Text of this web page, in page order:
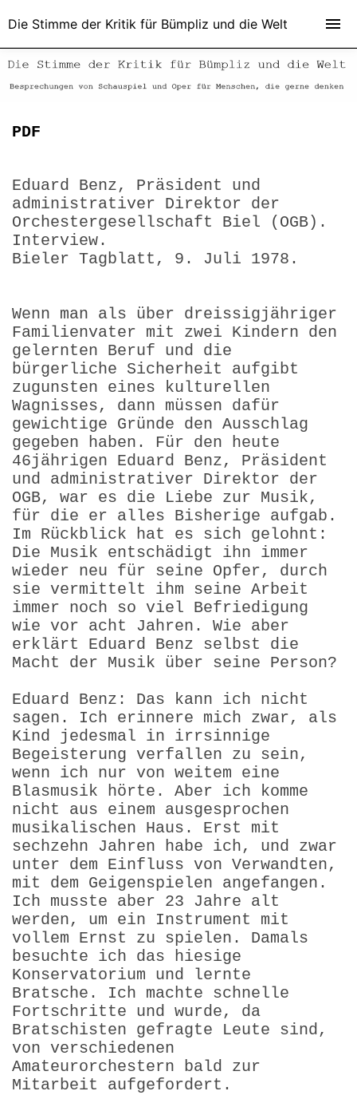
PDF
Eduard Benz, Präsident und
administrativer Direktor der
Orchestergesellschaft Biel (OGB).
Interview.
Bieler Tagblatt, 9. Juli 1978.
Wenn man als über dreissigjähriger
Familienvater mit zwei Kindern den
gelernten Beruf und die
bürgerliche Sicherheit aufgibt
zugunsten eines kulturellen
Wagnisses, dann müssen dafür
gewichtige Gründe den Ausschlag
gegeben haben. Für den heute
46jährigen Eduard Benz, Präsident
und administrativer Direktor der
OGB, war es die Liebe zur Musik,
für die er alles Bisherige aufgab.
Im Rückblick hat es sich gelohnt:
Die Musik entschädigt ihn immer
wieder neu für seine Opfer, durch
sie vermittelt ihm seine Arbeit
immer noch so viel Befriedigung
wie vor acht Jahren. Wie aber
erklärt Eduard Benz selbst die
Macht der Musik über seine Person?
Eduard Benz: Das kann ich nicht
sagen. Ich erinnere mich zwar, als
Kind jedesmal in irrsinnige
Begeisterung verfallen zu sein,
wenn ich nur von weitem eine
Blasmusik hörte. Aber ich komme
nicht aus einem ausgesprochen
musikalischen Haus. Erst mit
sechzehn Jahren habe ich, und zwar
unter dem Einfluss von Verwandten,
mit dem Geigenspielen angefangen.
Ich musste aber 23 Jahre alt
werden, um ein Instrument mit
vollem Ernst zu spielen. Damals
besuchte ich das hiesige
Konservatorium und lernte
Bratsche. Ich machte schnelle
Fortschritte und wurde, da
Bratschisten gefragte Leute sind,
von verschiedenen
Amateurorchestern bald zur
Mitarbeit aufgefordert.
Die Stimme der Kritik für Bümpliz und die Welt